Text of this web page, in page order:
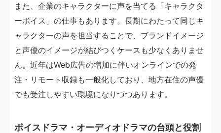
また、企業のキャラクターに声を当てる「キャラクタ
ーボイス」の仕事もあります。長期にわたって同じキ
ャラクターの声を担当することで、ブランドイメージ
と声優のイメージが結びつくケースも少なくありませ
ん。近年はWeb広告の増加に伴いオンラインでの発
注・リモート収録も一般化しており、地方在住の声優
でも受注しやすい環境になりつつあります。
ボイスドラマ・オーディオドラマの台頭と役割